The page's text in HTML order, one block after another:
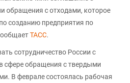
обращения с отходами, которое
созданию предприятия по
ТАСС.
сотрудничество России с
сфере обращения с твердыми
В феврале состоялась рабочая